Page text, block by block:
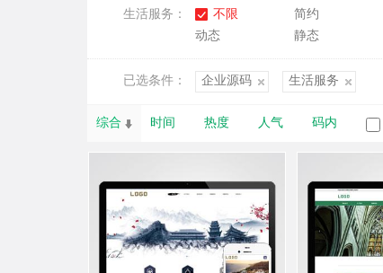
生活服务： 不限 简约
动态
静态
已选条件： 企业源码 生活服务
综合 时间 热度 人气 码内